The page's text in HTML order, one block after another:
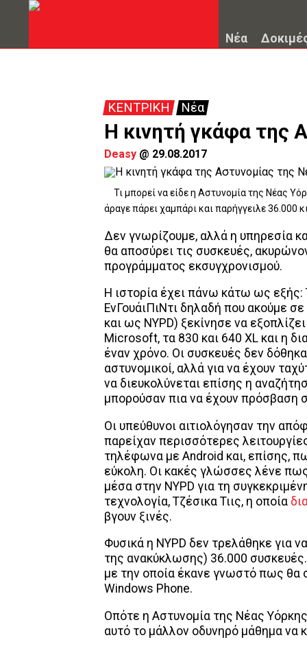
Νέα
ΚΕΝΤΡΙΚΗ Νέα
Η κινητή γκάφα της
Deasy @ 29.08.2017
Τι μπορεί να είδε η Αστυνομία της Νέας
άραγε πάρει χαμπάρι και παρήγγειλε 36.000
Δεν γνωρίζουμε, αλλά η υπηρεσία
θα αποσύρει τις συσκευές,
προγράμματος εκσυγχρονισμού.
Η ιστορία έχει πάνω κάτω ως εξής:
ΕνΓουάιΠιΝτι δηλαδή που ακούμε
και ως NYPD) ξεκίνησε να
Microsoft, τα 830 και 640 XL και η
έναν χρόνο. Οι συσκευές δεν
αστυνομικοί, αλλά για να έχουν
να διευκολύνεται επίσης η
μπορούσαν πια να έχουν πρόσβαση
Οι υπεύθυνοι αιτιολόγησαν την
παρείχαν περισσότερες
τηλέφωνα με Android και, επίσης,
εύκολη. Οι κακές γλώσσες λένε
μέσα στην NYPD για τη
τεχνολογία, Τζέσικα Τιις, η οποία
βγουν ξινές.
Φυσικά η NYPD δεν τρελάθηκε για
της ανακύκλωσης) 36.000
με την οποία έκανε γνωστό πως θα
Windows Phone.
Οπότε η Αστυνομία της Νέας
αυτό το μάλλον οδυνηρό μάθημα να